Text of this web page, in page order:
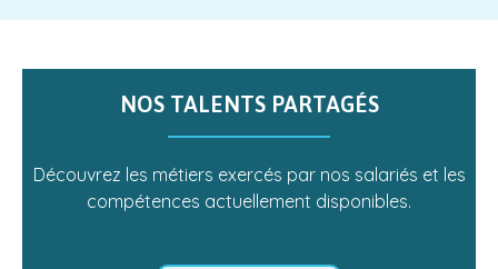
NOS TALENTS PARTAGÉS
Découvrez les métiers exercés par nos salariés et les
compétences actuellement disponibles.